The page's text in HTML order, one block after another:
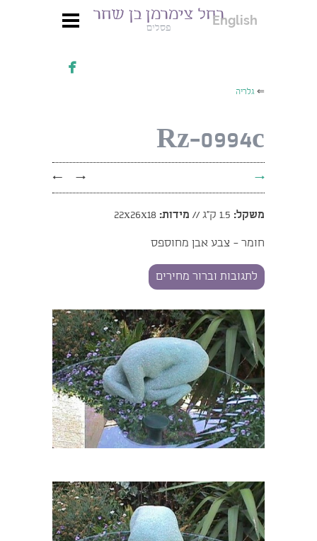
רחל צימרמן בן שחר
פסלים
English

⇐ גלריה
Rz-0994c
→
→
←
משקל: מידות:
חומר - צבע אבן מחוספס
לתגובות וברור מחירים